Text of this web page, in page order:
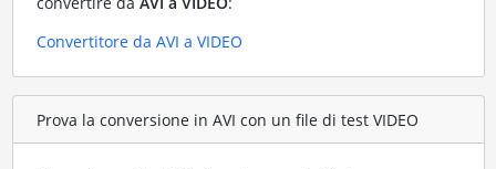
Convertitore da AVI a VIDEO
Prova la conversione in AVI con un file di test VIDEO